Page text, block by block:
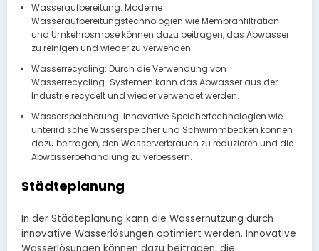
Wasseraufbereitung: Moderne
Wasseraufbereitungstechnologien wie Membranfiltration
und Umkehrosmose können dazu beitragen, das Abwasser
zu reinigen und wieder zu verwenden.
Wasserrecycling: Durch die Verwendung von
Wasserrecycling-Systemen kann das Abwasser aus der
Industrie recycelt und wieder verwendet werden.
Wasserspeicherung: Innovative Speichertechnologien wie
unterirdische Wasserspeicher und Schwimmbecken können
dazu beitragen, den Wasserverbrauch zu reduzieren und die
Abwasserbehandlung zu verbessern.
Städteplanung
In der Städteplanung kann die Wassernutzung durch
innovative Wasserlösungen optimiert werden. Innovative